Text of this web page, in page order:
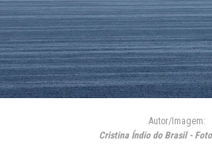
Autor/Imagem:
Cristina Índio do Brasil -